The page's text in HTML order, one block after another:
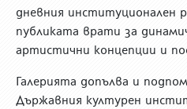
дневния институционален
публиката врати за
артистични концепции и
Галерията допълва и
Държавния културен